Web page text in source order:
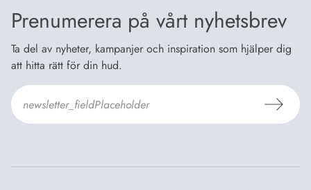
Prenumerera på vårt nyhetsbrev
Ta del av nyheter, kampanjer och inspiration som hjälper dig
att hitta rätt för din hud.